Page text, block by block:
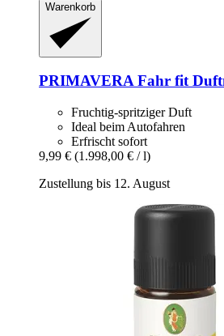
Warenkorb
PRIMAVERAFahr fit
Fruchtig-spritziger Duft
Ideal beim Autofahren
Erfrischt sofort
9,99 € (1.998,00 € / l)
Zustellung bis 12. August